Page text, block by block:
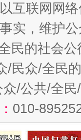
互联网网
实，维护
民的社会公
/民众/全民
众/公共/全
010-